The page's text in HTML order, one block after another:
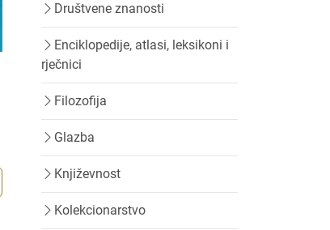
Društvene znanosti
Enciklopedije, atlasi, leksikoni i
rječnici
Filozofija
Glazba
Književnost
Kolekcionarstvo